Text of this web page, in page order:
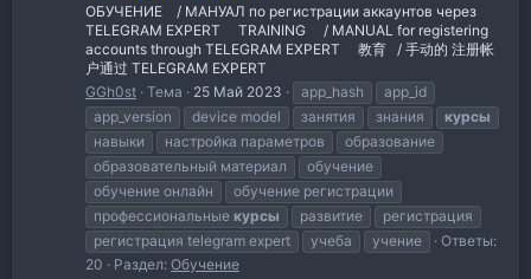
ОБУЧЕНИЕ⠀ / МАНУАЛ по регистрации аккаунтов через
TELEGRAM EXPERT ⠀ TRAINING ⠀ / MANUAL for registering
accounts through TELEGRAM EXPERT ⠀ 教育⠀/ 手动的 注册帐
户通过 TELEGRAM EXPERT ⠀
GGh0st Тема 25 Май 2023 app_hash
app_id
app_version
device model занятия знания
курсы
навыки
настройка параметров
образование
образовательный материал
обучение
обучение онлайн
обучение регистрации
профессиональные курсы развитие
регистрация
регистрация telegram expert
учеба учение
Ответы:
20
Раздел: Обучение